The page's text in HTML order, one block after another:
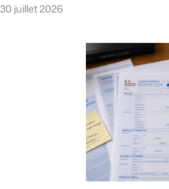
30 juillet 2026